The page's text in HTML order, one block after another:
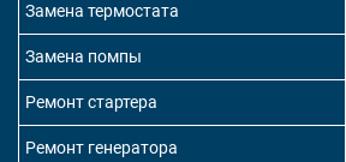
Замена термостата
Замена помпы
Ремонт стартера
Ремонт генератора